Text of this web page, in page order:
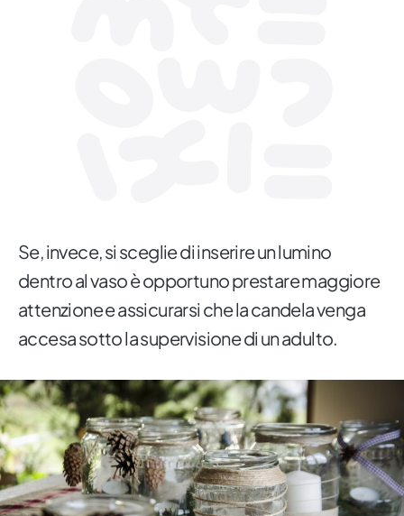
Se, invece, si sceglie di inserire un lumino
dentro al vaso è opportuno prestare maggiore
attenzione e assicurarsi che la candela venga
accesa sotto la supervisione di un adulto.